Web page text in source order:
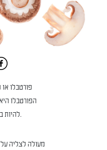
פורטבלו
הפורטבלו
להיות בצבע לבן או חום בהתאם לתנאי הגידול שלה.
מעולה לצליה